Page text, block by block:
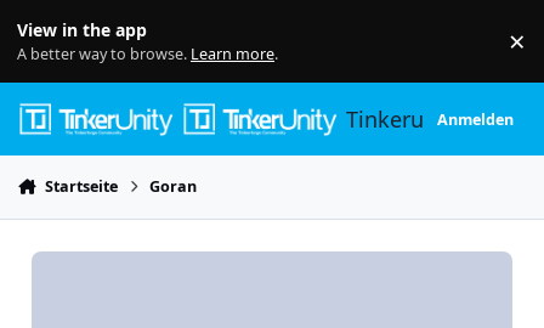
View in the app
A better way to browse. Learn more. ×
TinkerunityAnmelden
Startseite Goran